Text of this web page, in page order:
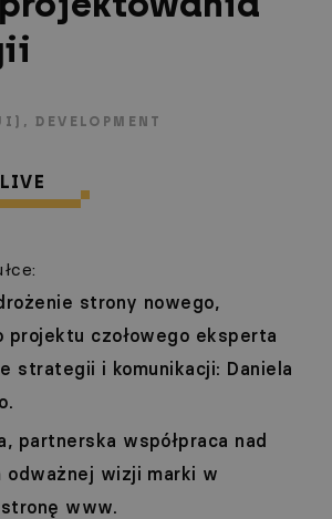
DEVELOPMENT
strony nowego,
projektu czołowego eksperta
strategii i komunikacji: Daniela
partnerska współpraca nad
odważnej wizji marki w
www.